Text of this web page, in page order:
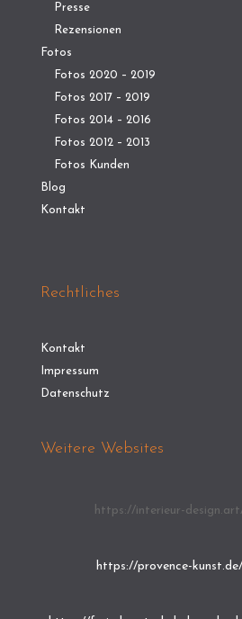
Presse
Rezensionen
Fotos
Fotos 2020 – 2019
Fotos 2017 – 2019
Fotos 2014 – 2016
Fotos 2012 – 2013
Fotos Kunden
Blog
Kontakt
Rechtliches
Kontakt
Impressum
Datenschutz
Weitere Websites
https://interieur-
https://provence-kunst.de/